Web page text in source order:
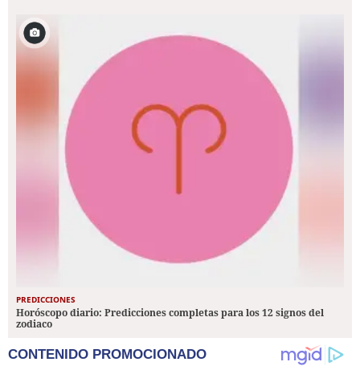
PREDICCIONES
Horóscopo diario: Predicciones completas para los 12 signos del
zodiaco
CONTENIDO PROMOCIONADO